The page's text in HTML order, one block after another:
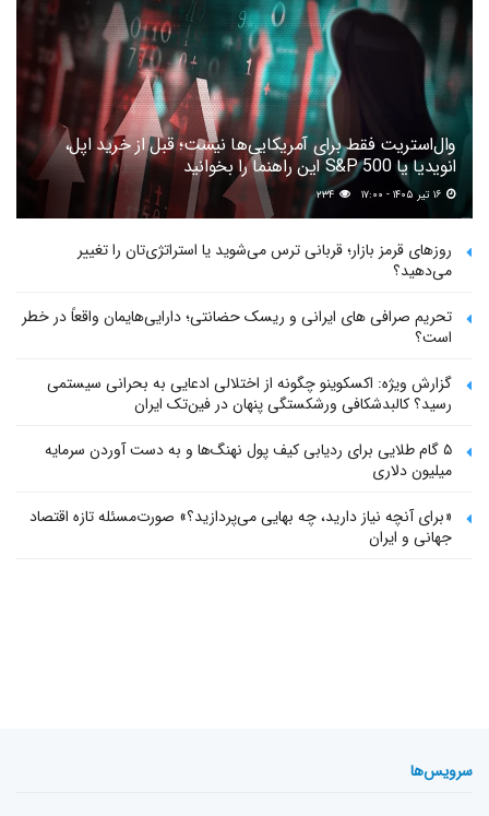
وال‌استریت فقط برای آمریکایی‌ها نیست؛ قبل از خرید اپل،
انویدیا یا S&P 500 این راهنما را بخوانید
۲۳۴
روزهای قرمز بازار؛ قربانی ترس می‌شوید یا استراتژی‌تان را تغییر
می‌دهید؟
تحریم صرافی های ایرانی و ریسک حضانتی؛ دارایی‌هایمان واقعاً در خطر
است؟
گزارش ویژه: اکسکوینو چگونه از اختلالی ادعایی به بحرانی سیستمی
رسید؟ کالبدشکافی ورشکستگی پنهان در فین‌تک ایران
۵ گام طلایی برای ردیابی کیف پول‌ نهنگ‌ها و به دست آوردن سرمایه
میلیون دلاری
«برای آنچه نیاز دارید، چه بهایی می‌پردازید؟» صورت‌مسئله تازه اقتصاد
جهانی و ایران
سرویس‌ها